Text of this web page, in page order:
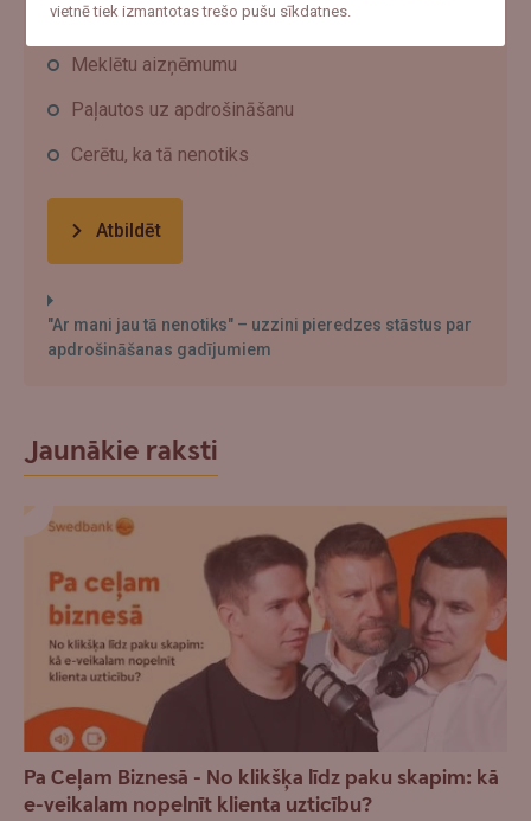
Ņemtu no uzkrājumiem
Meklētu aizņēmumu
Paļautos uz apdrošināšanu
Cerētu, ka tā nenotiks
Atbildēt
"Ar mani jau tā nenotiks" – uzzini pieredzes stāstus par
apdrošināšanas gadījumiem
Jaunākie raksti
Pa Ceļam Biznesā - No klikšķa līdz paku skapim: kā
e-veikalam nopelnīt klienta uzticību?
vietnē tiek izmantotas trešo pušu sīkdatnes.